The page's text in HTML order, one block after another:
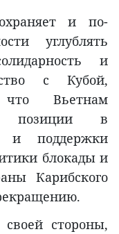
и по-
углублять
и
с Кубой,
Вьетнам
позиции в
и поддержки
блокады и
Карибского
стороны,